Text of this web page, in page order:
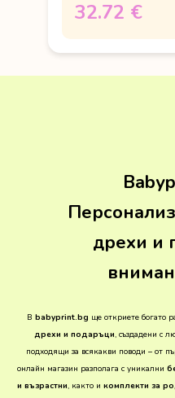
32.72 €
дрехи и
В babyprint.bg ще откриете богато
дрехи и подаръци, създадени с
подходящи за всякакви поводи – от
онлайн магазин разполага с уникални
и възрастни, както и комплекти за